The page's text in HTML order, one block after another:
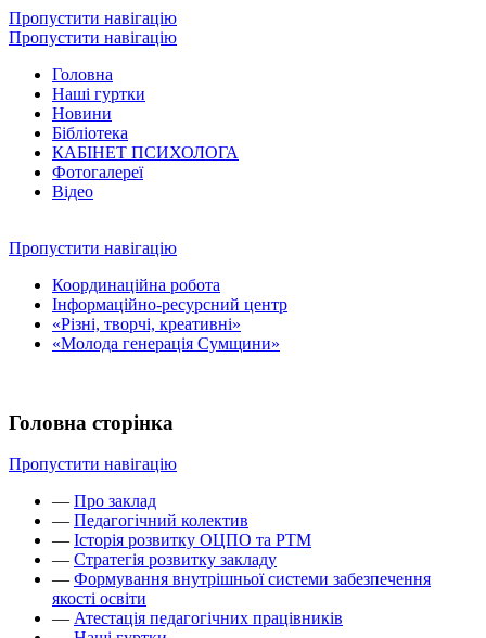
Пропустити навігацію
Пропустити навігацію
Головна
Наші гуртки
Новини
Бібліотека
КАБІНЕТ ПСИХОЛОГА
Фотогалереї
Відео
Пропустити навігацію
Координаційна робота
Інформаційно-ресурсний центр
«Різні, творчі, креативні»
«Молода генерація Сумщини»
Головна сторінка
Пропустити навігацію
— Про заклад
— Педагогічний колектив
— Історія розвитку ОЦПО та РТМ
— Стратегія розвитку закладу
— Формування внутрішньої системи забезпечення
якості освіти
— Атестація педагогічних працівників